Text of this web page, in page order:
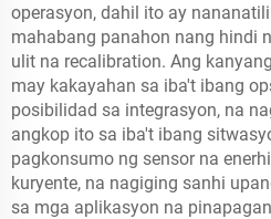
operasyon, dahil ito ay
mahabang panahon nang hindi
ulit na recalibration. Ang
may kakayahan sa iba't ibang
posibilidad sa integrasyon, na
angkop ito sa iba't ibang
pagkonsumo ng sensor na
kuryente, na nagiging sanhi
sa mga aplikasyon na